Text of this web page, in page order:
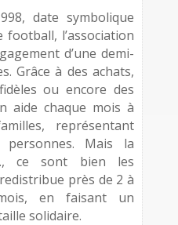
date symbolique
l’association
d’une demi-
Grâce à des achats,
ou encore des
aide chaque mois à
représentant
Mais la
ce sont bien les
près de 2 à
en faisant un
solidaire.